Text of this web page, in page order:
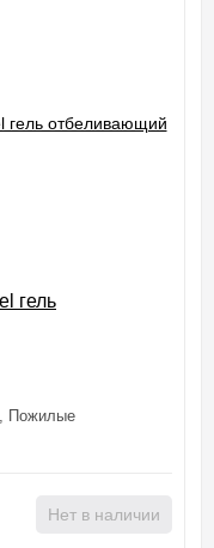
гель
Крупные, Миниатюрные),
Пожилые
Нет в наличии